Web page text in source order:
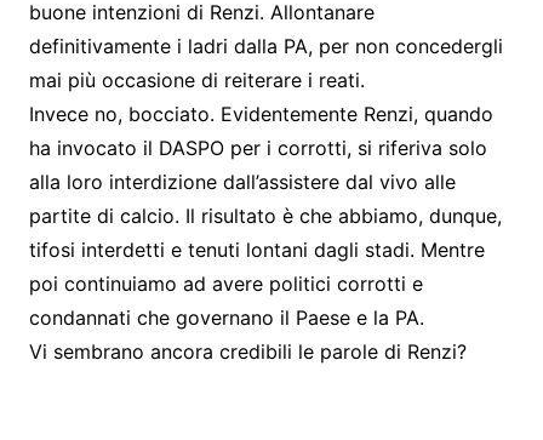
buone intenzioni di Renzi. Allontanare
definitivamente i ladri dalla PA, per non concedergli
mai più occasione di reiterare i reati.
Invece no, bocciato. Evidentemente Renzi, quando
ha invocato il DASPO per i corrotti, si riferiva solo
alla loro interdizione dall’assistere dal vivo alle
partite di calcio. Il risultato è che abbiamo, dunque,
tifosi interdetti e tenuti lontani dagli stadi. Mentre
poi continuiamo ad avere politici corrotti e
condannati che governano il Paese e la PA.
Vi sembrano ancora credibili le parole di Renzi?